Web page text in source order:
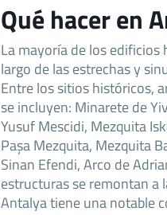
Qué hacer en
La mayoría de los
largo de las estrechas y
Entre los sitios históricos,
se incluyen: Minarete de
Yusuf Mescidi, Mezquita
Paşa Mezquita, Mezquita
Sinan Efendi, Arco de
estructuras se remontan a
Antalya tiene una notable